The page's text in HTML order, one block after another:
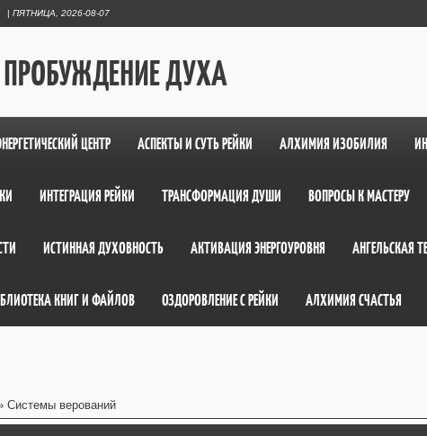
| ПЯТНИЦА, 2026-08-07
ДУХА
ЦЕНТР АСПЕКТЫ И СУТЬ РЕЙКИ АЛХИМИЯ ИЗОБИЛИЯ
ИНТЕГРАЦИЯ РЕЙКИ ТРАНСФОРМАЦИЯ ДУШИ ВОПРОСЫ К МАСТЕРУ
ИСТИННАЯ ДУХОВНОСТЬ АКТИВАЦИЯ ЭНЕРГОУРОВНЯ АНГЕЛЬСКАЯ
КНИГ И ФАЙЛОВ ОЗДОРОВЛЕНИЕ С РЕЙКИ АЛХИМИЯ СЧАСТЬЯ
Системы верований